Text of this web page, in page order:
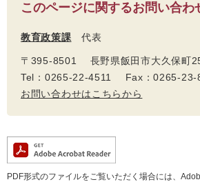
このページに関するお問い合わ
教育政策課 代表
〒395-8501 長野県飯田市大久保町
Tel：0265-22-4511 Fax：0265-
お問い合わせはこちらから
PDF形式のファイルをご覧いただく場合には、